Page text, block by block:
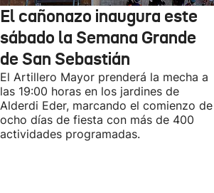
El cañonazo inaugura este
sábado la Semana Grande
de San Sebastián
El Artillero Mayor prenderá la mecha a
las 19:00 horas en los jardines de
Alderdi Eder, marcando el comienzo de
ocho días de fiesta con más de 400
actividades programadas.